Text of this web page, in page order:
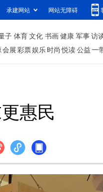
承建网站 网站无障碍
子 体育文化 书画健康 军事访
会展彩票娱乐时尚 悦读公益一
惠民